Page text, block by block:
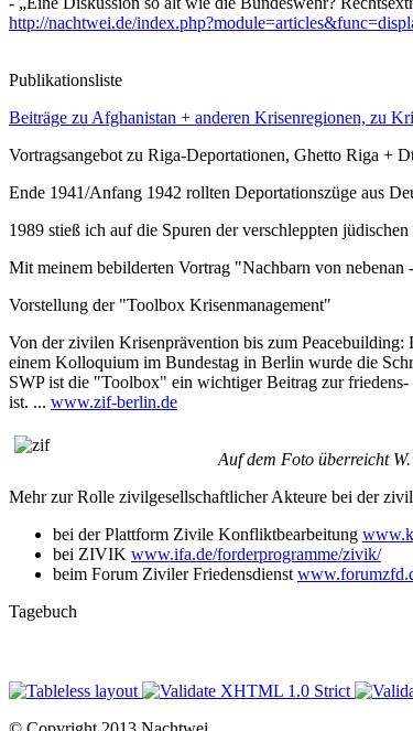
http://nachtwei.de/
Publikationsliste
Beiträge zu Afghanistan + anderen Krisenregionen, zu
Vortragsangebot zu Riga-Deportationen, Ghetto Riga +
Ende 1941/Anfang 1942 rollten Deportationszüge aus
1989 stieß ich auf die Spuren der verschleppten
Mit meinem bebilderten Vortrag "Nachbarn von
Vorstellung der "Toolbox Krisenmanagement"
Von der zivilen Krisenprävention bis zum
einem Kolloquium im Bundestag in Berlin wurde die
SWP ist die "Toolbox" ein wichtiger Beitrag zur
ist. ... www.zif-berlin.de
Auf dem Foto überreicht
Mehr zur Rolle zivilgesellschaftlicher Akteure bei der
bei der Plattform Zivile Konfliktbearbeitung
bei ZIVIK www.ifa.de/forderprogramme/zivik/
beim Forum Ziviler Friedensdienst
Tagebuch